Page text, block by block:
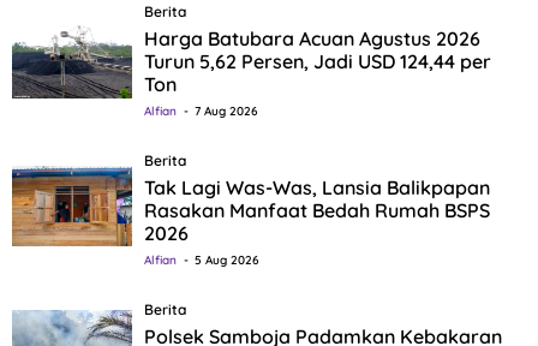
Berita
Harga Batubara Acuan Agustus 2026
Turun 5,62 Persen, Jadi USD 124,44 per
Ton
Alfian 7 Aug 2026
Berita
Tak Lagi Was-Was, Lansia Balikpapan
Rasakan Manfaat Bedah Rumah BSPS
2026
Alfian 5 Aug 2026
Berita
Polsek Samboja Padamkan Kebakaran